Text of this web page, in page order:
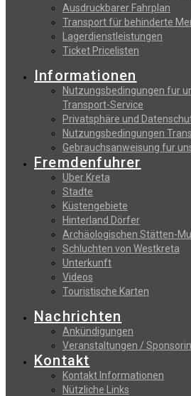
Αusdruckbarer Fahrplan
Transport für behinderte
Lagerdienstleistungen
Ticket Pricelisten
Informationen
Nutzungsbedingungen fur
Transport-Service
Privatsphäre und
Nutzungsbedingungen
Gebrauchsanweisung fur
Fremdenfuhrer
Uber Kreta
Stadte
Küstengebiete
Hinterland Dörfer
Archäologischen Stätten-
Schluchten von Westkreta
Unterkunft
Videos
Touristische Karten
Nachrichten
Ankündigungen
Veranstaltungen /
Kontakt
Kontakt Informationen
Nützliche Links